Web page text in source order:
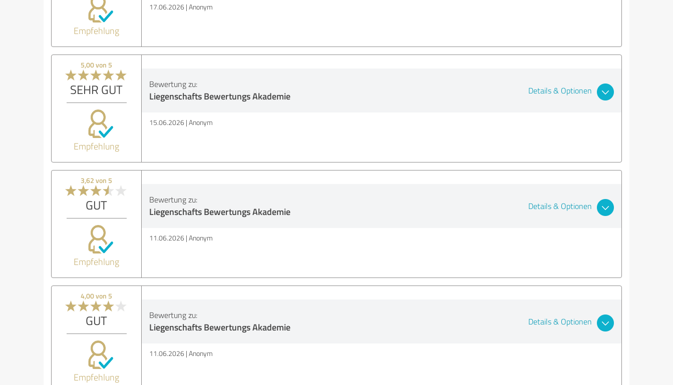
Empfehlung
17.06.2026 Anonym
5,00 von 5
SEHR GUT
Empfehlung
Bewertung zu:
Liegenschafts Bewertungs Akademie Details & Optionen
15.06.2026 Anonym
3,62 von 5
GUT
Empfehlung
Bewertung zu:
Liegenschafts Bewertungs Akademie Details & Optionen
11.06.2026 Anonym
4,00 von 5
GUT
Empfehlung
Bewertung zu:
Liegenschafts Bewertungs Akademie Details & Optionen
11.06.2026 Anonym